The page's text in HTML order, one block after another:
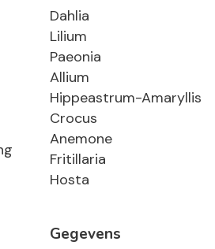
Dahlia
Lilium
Paeonia
Allium
Hippeastrum-Amaryllis
Crocus
Anemone
Fritillaria
Hosta
Gegevens